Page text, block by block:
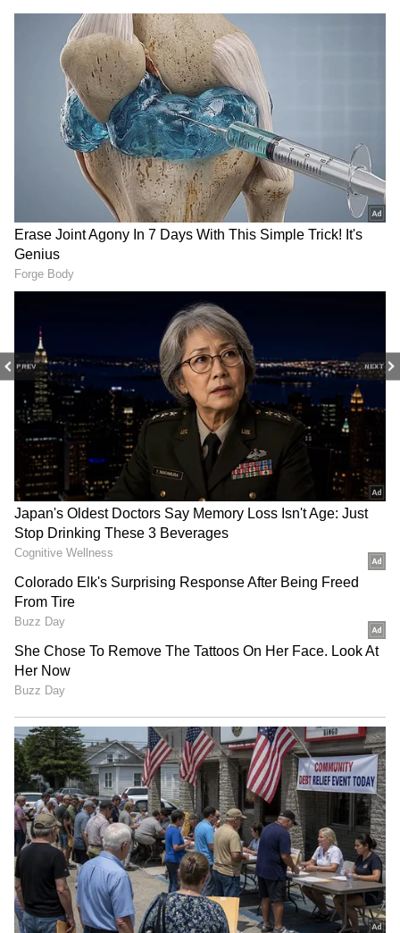
PREV NEXT
Image Credit :Chatgpt
మూడోరకం డేంజరేస్
ఇక మూడోరకం వాళ్లు వెరీ డేంజరేస్. వీళ్లతోనే అతిపెద్ద
సమస్య. మీ మంచితనాన్ని, సహాయాన్ని
ఉపయోగించుకుని...జలగలా పీల్చేస్తారు. అయ్యో పాపం అని
సహాయం చేస్తే...దాన్ని అవసరంగా మొత్తం పిండేస్తారు. వీళ్ల
చేతిలో పడితే మాత్రం అంతే. చివరికి వారి వల్ల వాడి
పాడైపోయిన క్రికెట్ బాల్ లాగా అయిపోతుంది.
Related Articles
Telugu Saying: ఆకాశ రామన్న ఉత్తరానికి ఆ పేరు
ఎలా వచ్చింది? ఎందుకొచ్చిందో తెలుసా?
Telugu saying: నక్క పుట్టి నాలుగు వారాలు కాలేదు..
బడాయిపోయేవాళ్లకు బాగా సరిపోతుంది
5